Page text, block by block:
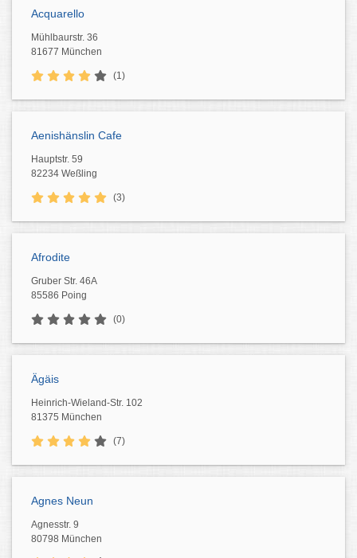
Acquarello
Mühlbaurstr. 36
81677 München
(1)
Aenishänslin Cafe
Hauptstr. 59
82234 Weßling
(3)
Afrodite
Gruber Str. 46A
85586 Poing
(0)
Ägäis
Heinrich-Wieland-Str. 102
81375 München
(7)
Agnes Neun
Agnesstr. 9
80798 München